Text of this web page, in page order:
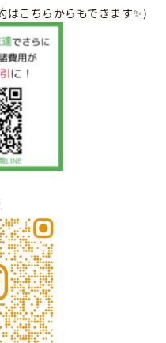
こちらからもできます✨)